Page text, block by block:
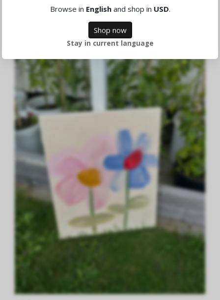
Browse in Englishand shop in USD.
Shop now
Stay in current language